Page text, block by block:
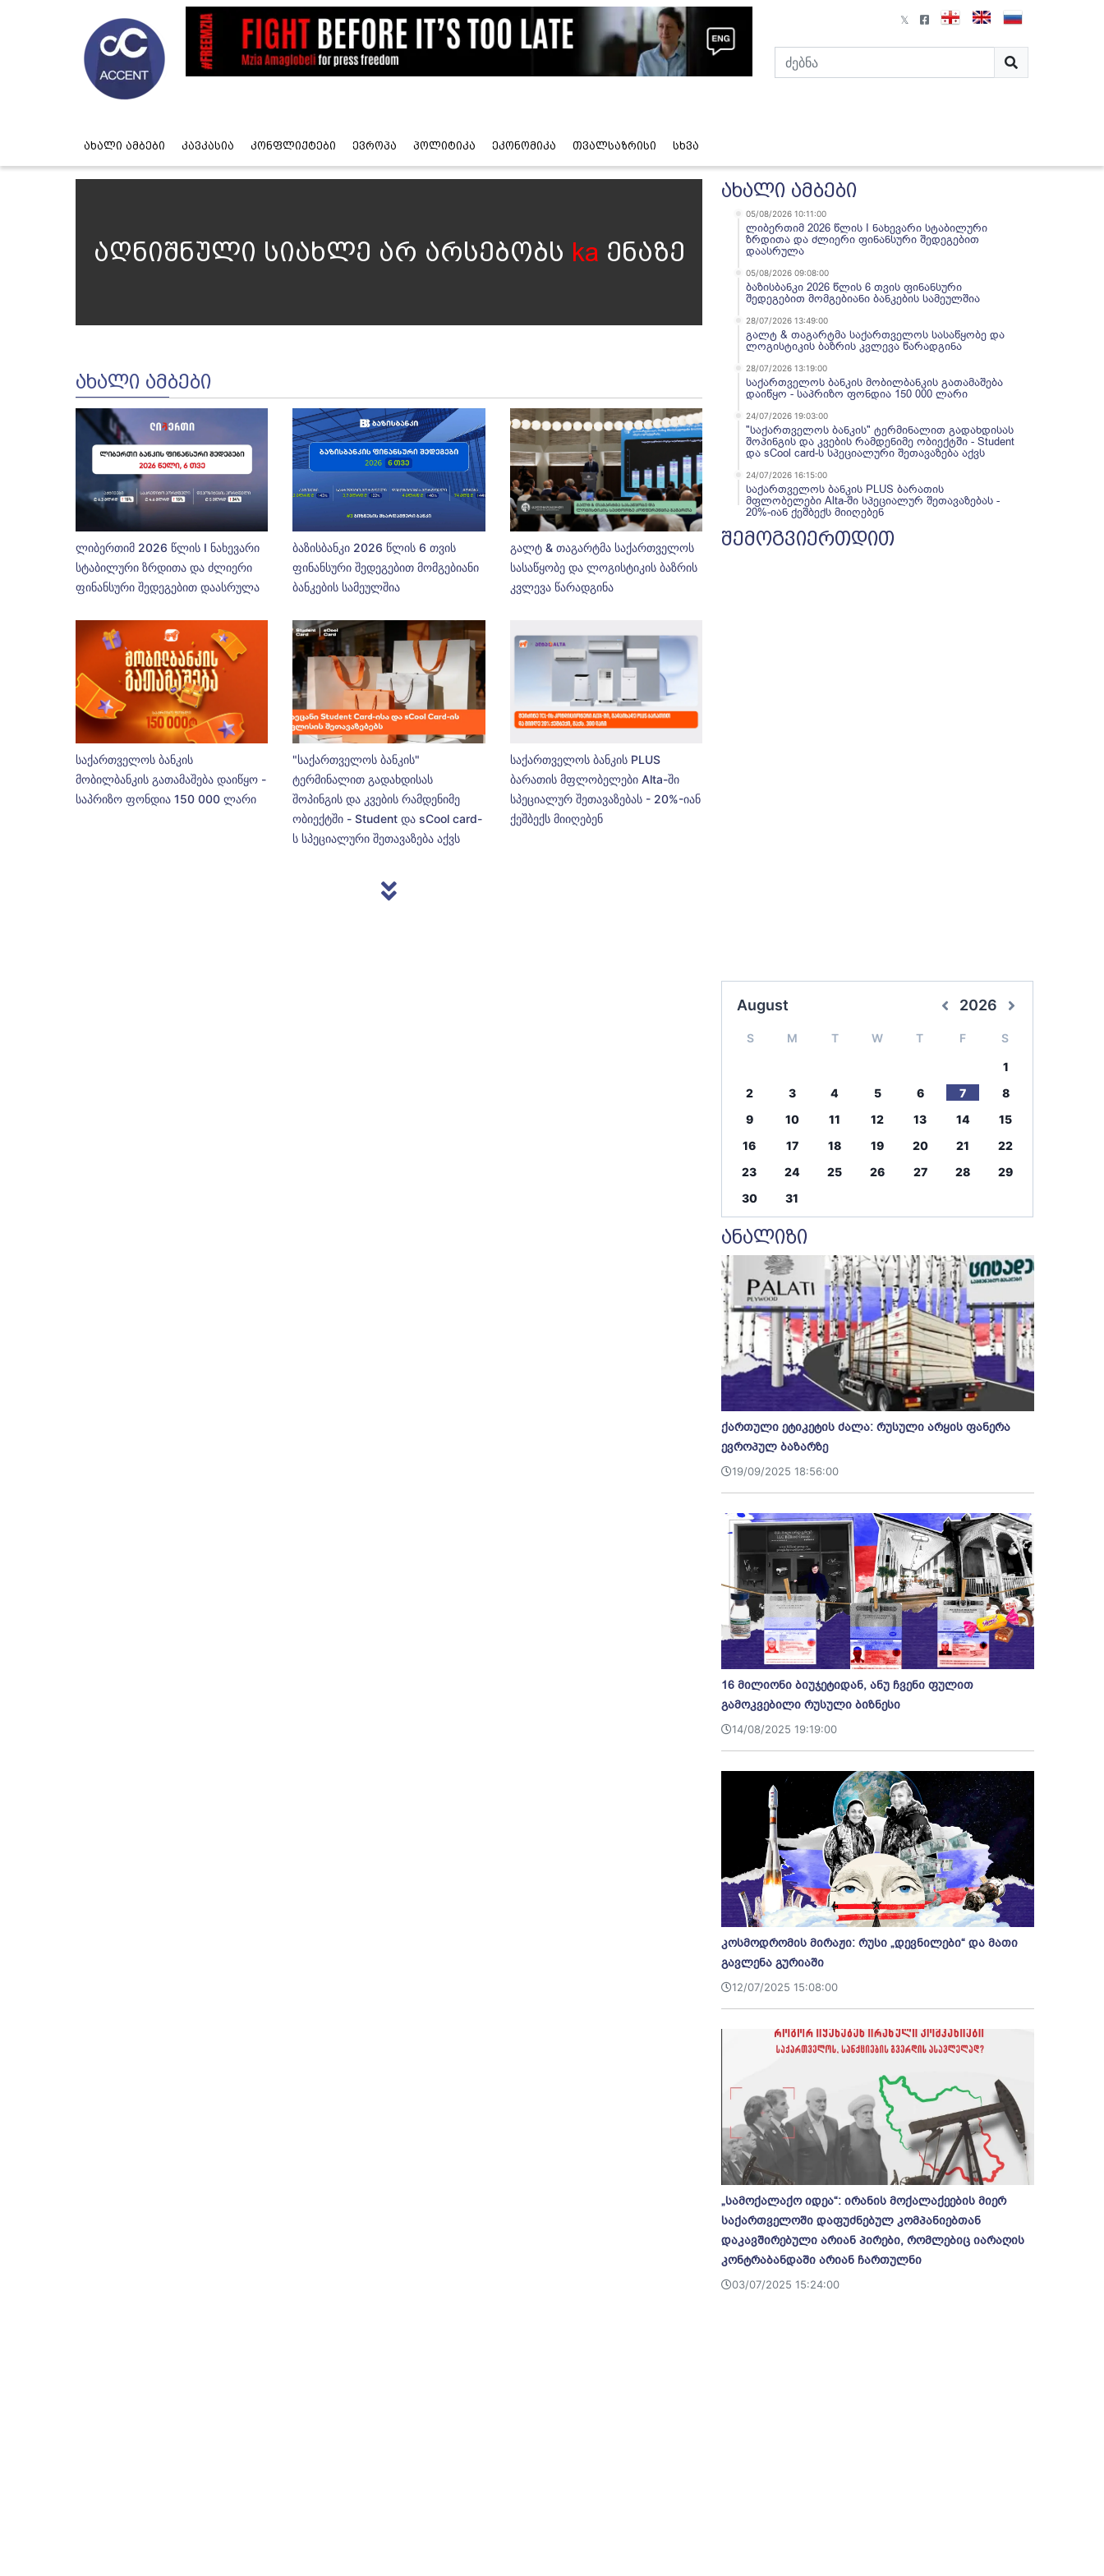
ახალი ამბები კავკასია კონფლიქტები ევროპა პოლიტიკა ეკონომიკა თვალსაზრისი სხვა
აღნიშნული სიახლე არ არსებობს ka ენაზე
ᲐᲮᲐᲚᲘ ᲐᲛᲑᲔᲑᲘ
ლიბერთიმ 2026 წლის I ნახევარი
სტაბილური ზრდითა და ძლიერი
ფინანსური შედეგებით დაასრულა
ბაზისბანკი 2026 წლის 6 თვის
ფინანსური შედეგებით მომგებიანი
ბანკების სამეულშია
გალტ & თაგარტმა საქართველოს
სასაწყობე და ლოგისტიკის ბაზრის
კვლევა წარადგინა
საქართველოს ბანკის
მობილბანკის გათამაშება დაიწყო -
საპრიზო ფონდია 150 000 ლარი
"საქართველოს ბანკის"
ტერმინალით გადახდისას
შოპინგის და კვების რამდენიმე
ობიექტში - Student და sCool card-
ს სპეციალური შეთავაზება აქვს
საქართველოს ბანკის PLUS
ბარათის მფლობელები Alta-ში
სპეციალურ შეთავაზებას - 20%-იან
ქეშბექს მიიღებენ
ახალი ამბები
05/08/2026 10:11:00
ლიბერთიმ 2026 წლის I ნახევარი სტაბილური
ზრდითა და ძლიერი ფინანსური შედეგებით
დაასრულა
05/08/2026 09:08:00
ბაზისბანკი 2026 წლის 6 თვის ფინანსური
შედეგებით მომგებიანი ბანკების სამეულშია
28/07/2026 13:49:00
გალტ & თაგარტმა საქართველოს სასაწყობე და
ლოგისტიკის ბაზრის კვლევა წარადგინა
28/07/2026 13:19:00
საქართველოს ბანკის მობილბანკის გათამაშება
დაიწყო - საპრიზო ფონდია 150 000 ლარი
24/07/2026 19:03:00
"საქართველოს ბანკის" ტერმინალით გადახდისას
შოპინგის და კვების რამდენიმე ობიექტში - Student
და sCool card-ს სპეციალური შეთავაზება აქვს
24/07/2026 16:15:00
საქართველოს ბანკის PLUS ბარათის
მფლობელები Alta-ში სპეციალურ შეთავაზებას -
20%-იან ქეშბექს მიიღებენ
შემოგვიერთდით
August 2026
S M T W T F S
1
2
3 4 5 6 7
8
9
10 11 12 13 14
15
16
17 18 19 20 21
22
23
24 25 26 27 28
29
30
31
ანალიზი
ქართული ეტიკეტის ძალა: რუსული არყის ფანერა
ევროპულ ბაზარზე
19/09/2025 18:56:00
16 მილიონი ბიუჯეტიდან, ანუ ჩვენი ფულით
გამოკვებილი რუსული ბიზნესი
14/08/2025 19:19:00
კოსმოდრომის მირაჟი: რუსი „დევნილები“ და მათი
გავლენა გურიაში
12/07/2025 15:08:00
„სამოქალაქო იდეა“: ირანის მოქალაქეების მიერ
საქართველოში დაფუძნებულ კომპანიებთან
დაკავშირებული არიან პირები, რომლებიც იარაღის
კონტრაბანდაში არიან ჩართულნი
03/07/2025 15:24:00